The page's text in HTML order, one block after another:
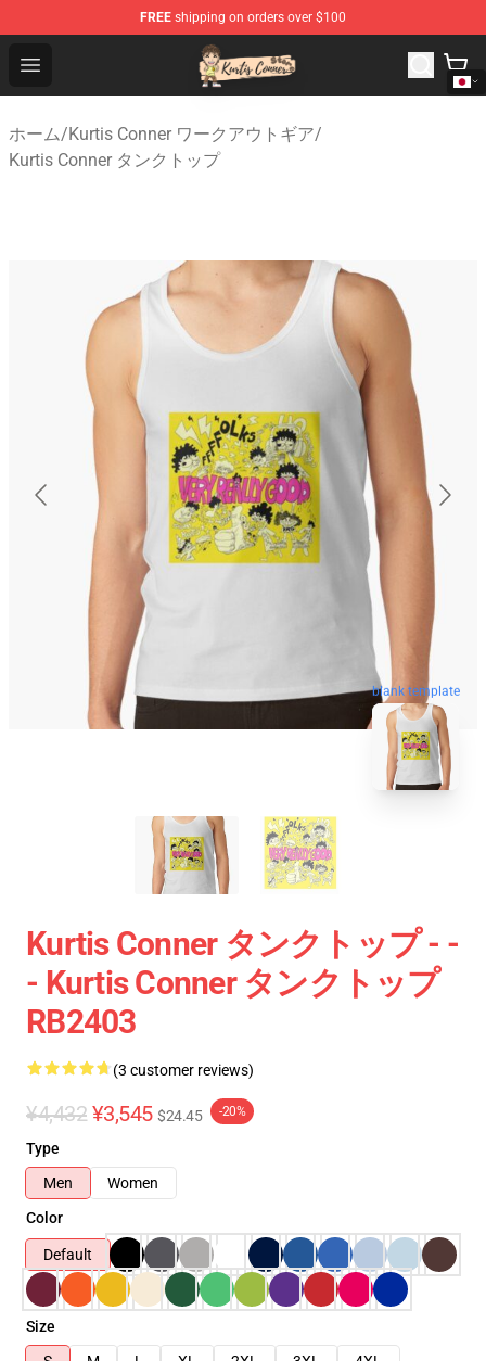
FREE shipping on orders over $100
Open menu
Kurtis Conner Store - Official Kurtis Conner Merchandise
ホーム/Kurtis Conner ワークアウトギア/
Kurtis Conner タンクトップ
blank template
Kurtis Conner タンクトップ - -
- Kurtis Conner タンクトップ
RB2403
(3 customer reviews)
¥4,432 ¥3,545 $24.45 -20%
Type
Men
Women
Color
Default
Size